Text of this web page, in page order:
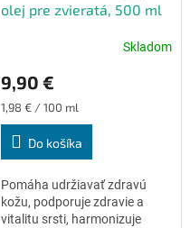
olej pre zvieratá, 500 ml
produktu
je
5,0
Skladom
9,90 €
Jednotková
cena:
1,98 € / 100 ml
Do košíka
Pomáha udržiavať zdravú
kožu, podporuje zdravie a
vitalitu srsti, harmonizuje